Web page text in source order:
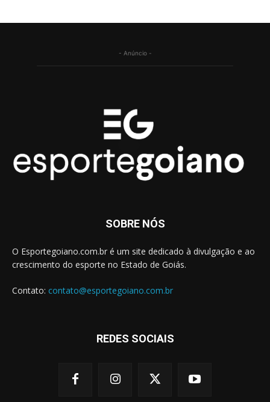
- Anúncio -
SOBRE NÓS
O Esportegoiano.com.br é um site dedicado à divulgação e ao
crescimento do esporte no Estado de Goiás.
Contato: contato@esportegoiano.com.br
REDES SOCIAIS